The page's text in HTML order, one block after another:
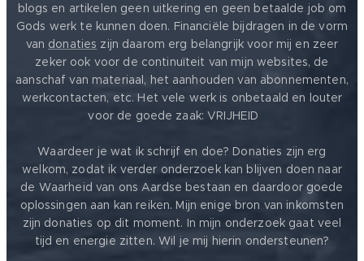
blogs en artikelen geen uitkering en geen betaalde job om
Gods werk te kunnen doen. Financiële bijdragen in de vorm
van donaties zijn daarom erg belangrijk voor mij en zeer
zeker ook voor de continuïteit van mijn websites, de
aanschaf van materiaal, het aanhouden van abonnementen,
werkcontacten, etc. Het vele werk is onbetaald en louter
voor de goede zaak: VRIJHEID ❤️
Waardeer je wat ik schrijf en doe? Donaties zijn erg
welkom, zodat ik verder onderzoek kan blijven doen naar
de Waarheid van ons Aardse bestaan en daardoor goede
oplossingen aan kan reiken. Mijn enige bron van inkomsten
zijn donaties op dit moment. In mijn onderzoek gaat veel
tijd en energie zitten. Wil je mij hierin ondersteunen?